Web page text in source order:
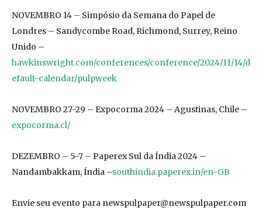
NOVEMBRO 14 – Simpósio da Semana do Papel de
Londres – Sandycombe Road, Richmond, Surrey, Reino
Unido –
hawkinswright.com/conferences/conference/2024/11/14/d
efault-calendar/pulpweek
NOVEMBRO 27-29 – Expocorma 2024 – Agustinas, Chile –
expocorma.cl/
DEZEMBRO – 5-7 – Paperex Sul da Índia 2024 –
Nandambakkam, Índia –southindia.paperex.in/en-GB
Envie seu evento para newspulpaper@newspulpaper.com